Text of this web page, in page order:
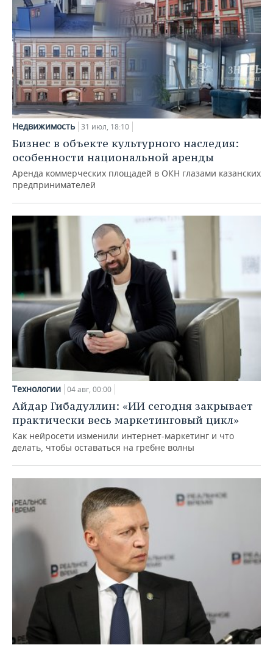
Недвижимость 31 июл, 18:10
Бизнес в объекте культурного наследия:
особенности национальной аренды
Аренда коммерческих площадей в ОКН глазами казанских
предпринимателей
Технологии 04 авг, 00:00
Айдар Гибадуллин: «ИИ сегодня закрывает
практически весь маркетинговый цикл»
Как нейросети изменили интернет-маркетинг и что
делать, чтобы оставаться на гребне волны